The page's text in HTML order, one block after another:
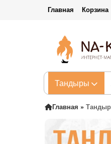
Главная Корзина
Тандыры
Главная »